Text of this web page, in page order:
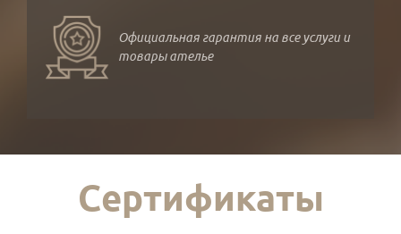
Официальная гарантия на все услуги и
товары ателье
Сертификаты